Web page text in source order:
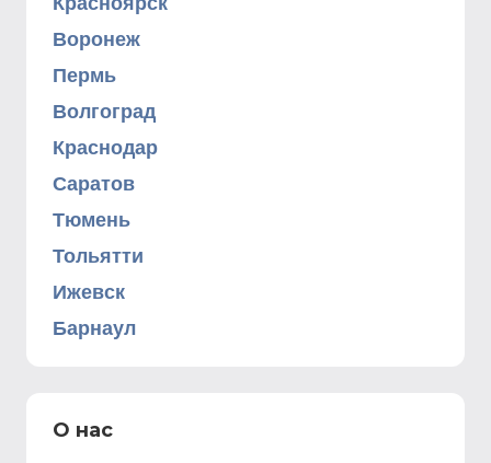
Воронеж
Пермь
Волгоград
Краснодар
Саратов
Тюмень
Тольятти
Ижевск
Барнаул
О нас